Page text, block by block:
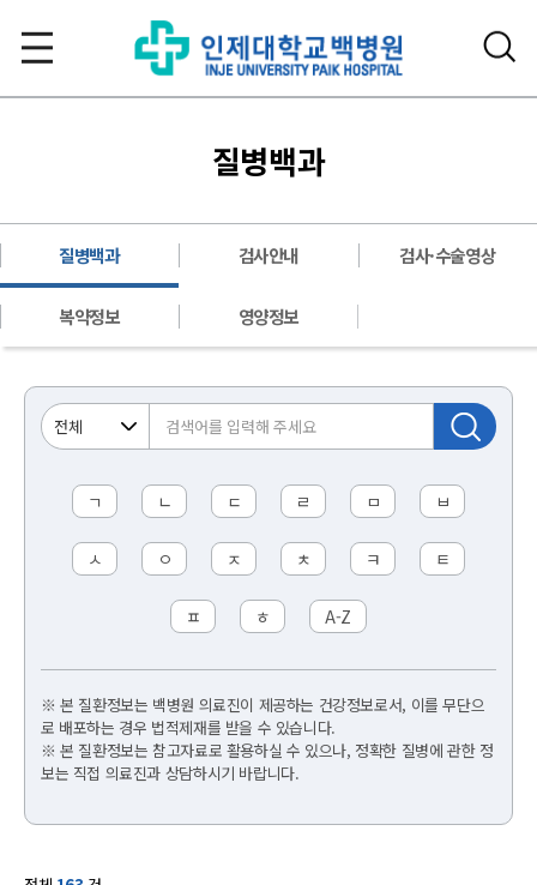
질병백과
질병백과 검사안내 검사·수술영상
복약정보 영양정보
ㄱ ㄴ ㄷ ㄹ ㅁ ㅂ
ㅅ ㅇ ㅈ ㅊ ㅋ ㅌ
ㅍ ㅎ A-Z
※ 본 질환정보는 백병원 의료진이 제공하는 건강정보로서, 이를 무단으
로 배포하는 경우 법적제재를 받을 수 있습니다.
※ 본 질환정보는 참고자료로 활용하실 수 있으나, 정확한 질병에 관한 정
보는 직접 의료진과 상담하시기 바랍니다.